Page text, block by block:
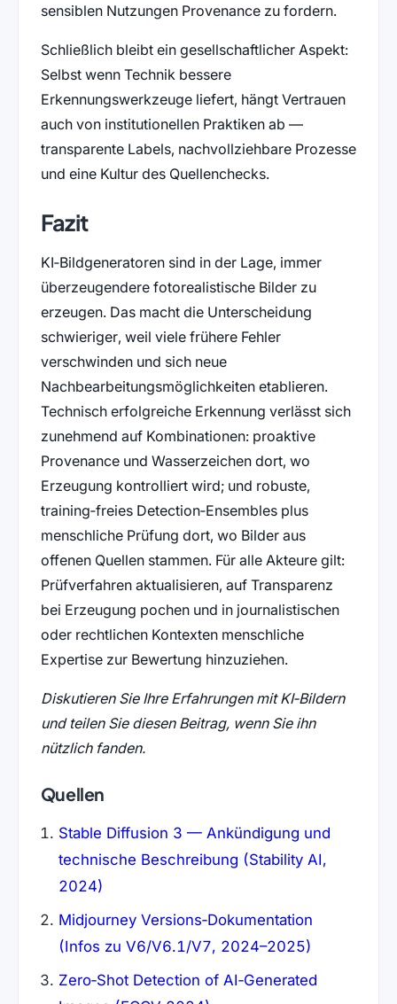
sensiblen Nutzungen Provenance zu fordern.
Schließlich bleibt ein gesellschaftlicher Aspekt:
Selbst wenn Technik bessere
Erkennungswerkzeuge liefert, hängt Vertrauen
auch von institutionellen Praktiken ab —
transparente Labels, nachvollziehbare Prozesse
und eine Kultur des Quellenchecks.
Fazit
KI‑Bildgeneratoren sind in der Lage, immer
überzeugendere fotorealistische Bilder zu
erzeugen. Das macht die Unterscheidung
schwieriger, weil viele frühere Fehler
verschwinden und sich neue
Nachbearbeitungsmöglichkeiten etablieren.
Technisch erfolgreiche Erkennung verlässt sich
zunehmend auf Kombinationen: proaktive
Provenance und Wasserzeichen dort, wo
Erzeugung kontrolliert wird; und robuste,
training‑freies Detection‑Ensembles plus
menschliche Prüfung dort, wo Bilder aus
offenen Quellen stammen. Für alle Akteure gilt:
Prüfverfahren aktualisieren, auf Transparenz
bei Erzeugung pochen und in journalistischen
oder rechtlichen Kontexten menschliche
Expertise zur Bewertung hinzuziehen.
Diskutieren Sie Ihre Erfahrungen mit KI‑Bildern
und teilen Sie diesen Beitrag, wenn Sie ihn
nützlich fanden.
Quellen
Stable Diffusion 3 — Ankündigung und
technische Beschreibung (Stability AI,
2024)
Midjourney Versions‑Dokumentation
(Infos zu V6/V6.1/V7, 2024–2025)
Zero‑Shot Detection of AI‑Generated